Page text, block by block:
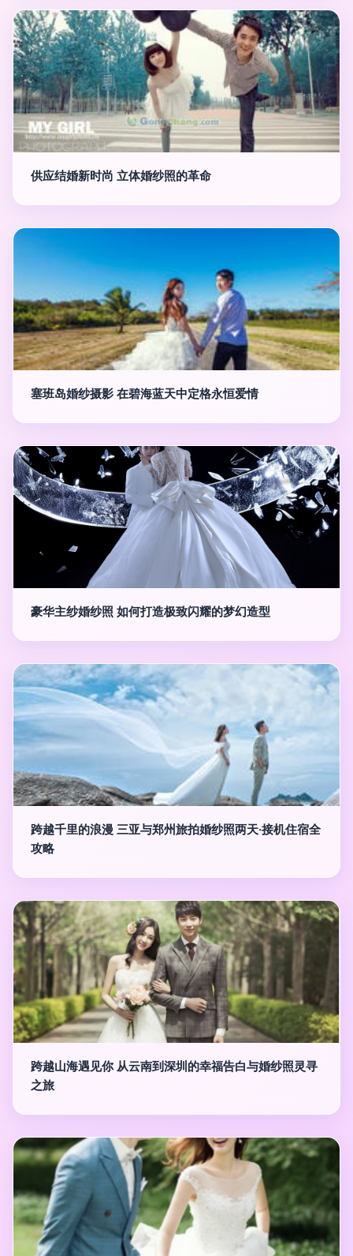
供应结婚新时尚 立体婚纱照的革命
塞班岛婚纱摄影 在碧海蓝天中定格永恒爱情
豪华主纱婚纱照 如何打造极致闪耀的梦幻造型
跨越千里的浪漫 三亚与郑州旅拍婚纱照两天·接机住宿全
攻略
跨越山海遇见你 从云南到深圳的幸福告白与婚纱照灵寻
之旅